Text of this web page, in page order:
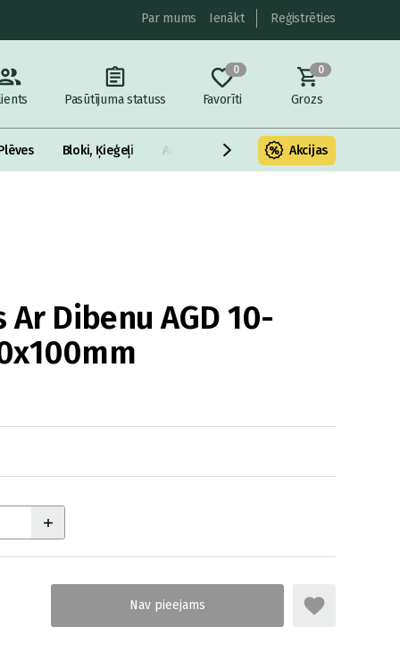
Par mums Ienākt Reģistrēties
Pasūtījuma statuss
0
Favorīti
0
Grozs
Bloki, Ķieģeļi Armatūra un metāls Fasādes
Akcijas
Ar Dibenu AGD 10-